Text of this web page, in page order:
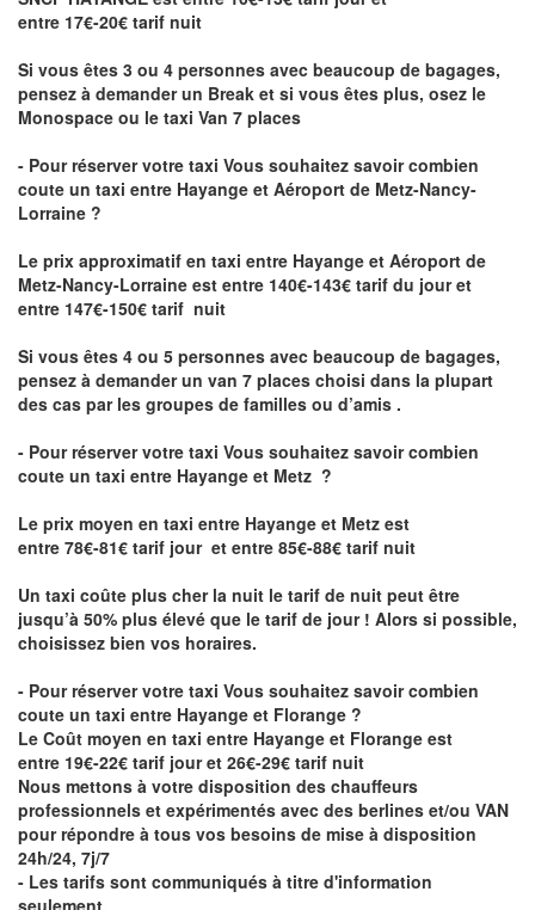
entre 17€-20€ tarif nuit
Si vous êtes 3 ou 4 personnes avec beaucoup de bagages,
pensez à demander un Break et si vous êtes plus, osez le
Monospace ou le taxi Van 7 places
- Pour réserver votre taxi Vous souhaitez savoircombien
coute un taxi entre Hayange et Aéroport de Metz-Nancy-
Lorraine ?
Le prix approximatif en taxi entre Hayange et Aéroport de
Metz-Nancy-Lorraine est entre 140€-143€ tarif du jour et
entre 147€-150€ tarif nuit
Si vous êtes 4 ou 5 personnes avec beaucoup de bagages,
pensez à demander un van 7 places choisi dans la plupart
des cas par les groupes de familles ou d’amis .
- Pour réserver votre taxi Vous souhaitez savoircombien
coute un taxi entre Hayange et Metz ?
Le prix moyen en taxi entre Hayange et Metz est
entre 78€-81€ tarif jour et entre 85€-88€ tarif nuit
Un taxi coûte plus cher la nuit le tarif de nuit peut être
jusqu’à 50% plus élevé que le tarif de jour ! Alors si possible,
choisissez bien vos horaires.
- Pour réserver votre taxi Vous souhaitez savoircombien
coute un taxi entre Hayange et Florange ?
Le Coût moyen en taxi entre Hayange et Florange est
entre 19€-22€ tarif jour et 26€-29€ tarif nuit
Nous mettons à votre disposition des chauffeurs
professionnels et expérimentés avec des berlines et/ou VAN
pour répondre à tous vos besoins de mise à disposition
24h/24, 7j/7
- Les tarifs sont communiqués à titre d'information